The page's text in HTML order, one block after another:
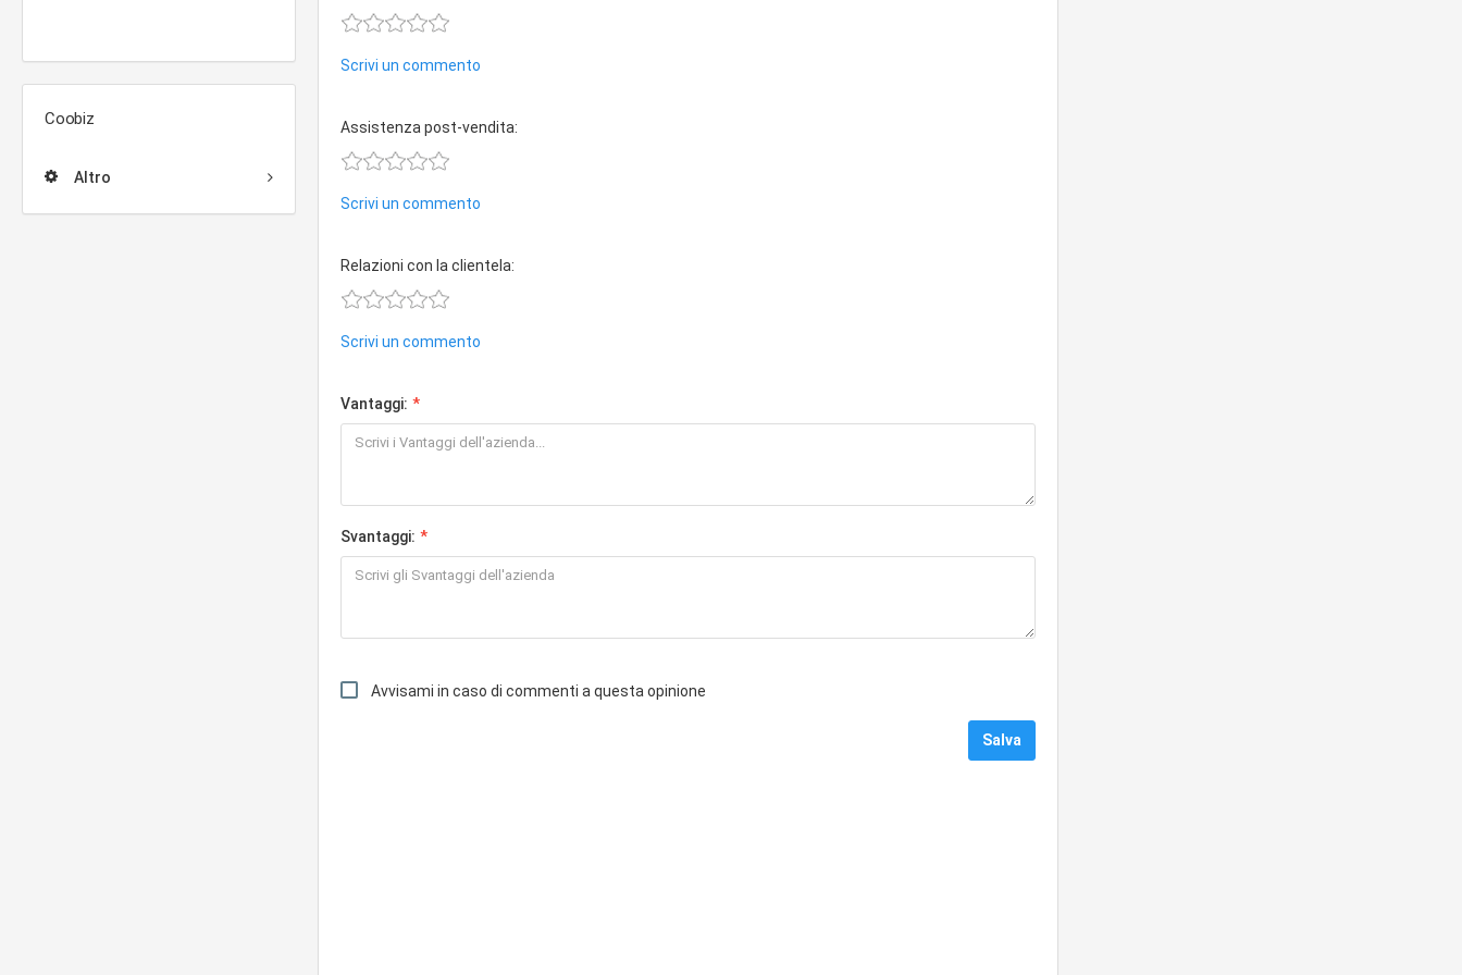
Coobiz
Altro
Scrivi un commento
Assistenza post-vendita:
Scrivi un commento
Relazioni con la clientela:
Scrivi un commento
Vantaggi:
Svantaggi:
Avvisami in caso di commenti a questa opinione